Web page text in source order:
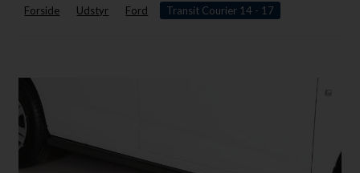
Forside Udstyr Ford Transit Courier 14 - 17